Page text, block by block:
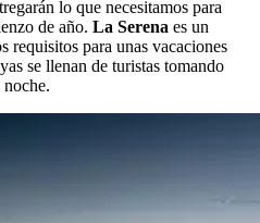
lo que necesitamos para
de año. La Serena es un
requisitos para unas vacaciones
se llenan de turistas tomando
noche.